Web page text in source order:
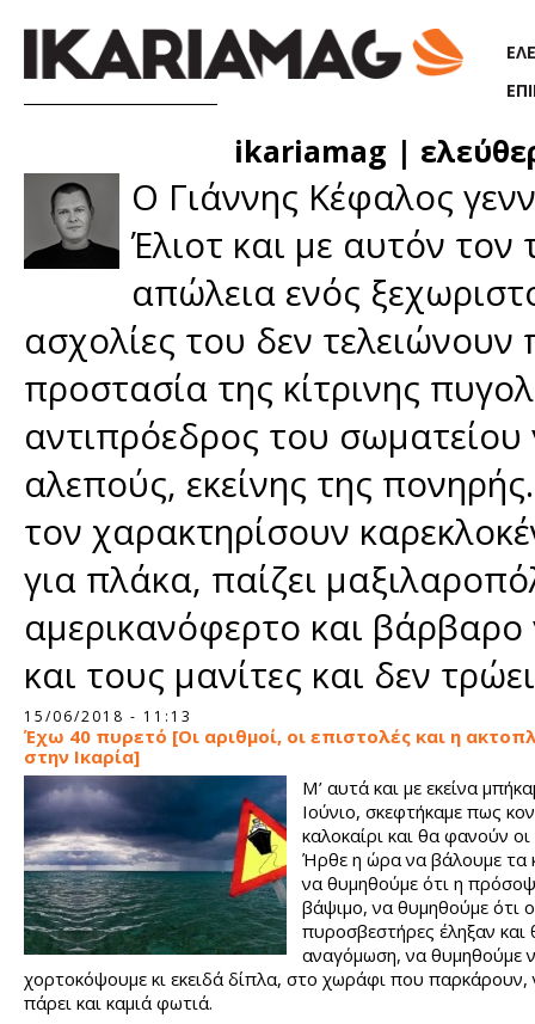
ikariamag |
Ο Γιάννης Κέφαλος
Έλιοτ και με αυτόν
απώλεια ενός
ασχολίες του δεν
προστασία της κίτρινης
αντιπρόεδρος του
αλεπούς, εκείνης της
τον χαρακτηρίσουν
για πλάκα, παίζει
αμερικανόφερτο και
και τους μανίτες και δεν
15/06/2018 - 11:13
Έχω 40 πυρετό [Οι αριθμοί, οι επιστολές και η
στην Ικαρία]
Μ’ αυτά και με εκείνα
Ιούνιο, σκεφτήκαμε πως
καλοκαίρι και θα φανούν οι
Ήρθε η ώρα να βάλουμε τα
να θυμηθούμε ότι η
βάψιμο, να θυμηθούμε ότι
πυροσβεστήρες έληξαν και
αναγόμωση, να θυμηθούμε
χορτοκόψουμε κι εκειδά δίπλα, στο χωράφι που παρκάρουν,
πάρει και καμιά φωτιά.